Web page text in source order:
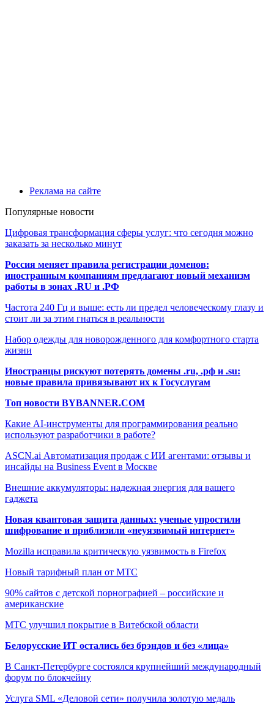
Реклама на сайте
Популярные новости
Цифровая трансформация сферы услуг: что сегодня можно
заказать за несколько минут
Россия меняет правила регистрации доменов:
иностранным компаниям предлагают новый механизм
работы в зонах .RU и .РФ
Частота 240 Гц и выше: есть ли предел человеческому глазу и
стоит ли за этим гнаться в реальности
Набор одежды для новорожденного для комфортного старта
жизни
Иностранцы рискуют потерять домены .ru, .рф и .su:
новые правила привязывают их к Госуслугам
Топ новости BYBANNER.COM
Какие AI-инструменты для программирования реально
используют разработчики в работе?
ASCN.ai Автоматизация продаж с ИИ агентами: отзывы и
инсайды на Business Event в Москве
Внешние аккумуляторы: надежная энергия для вашего
гаджета
Новая квантовая защита данных: ученые упростили
шифрование и приблизили «неуязвимый интернет»
Mozilla исправила критическую уязвимость в Firefox
Новый тарифный план от МТС
90% сайтов с детской порнографией – российские и
американские
МТС улучшил покрытие в Витебской области
Белорусские ИТ остались без брэндов и без «лица»
В Санкт-Петербурге состоялся крупнейший международный
форум по блокчейну
Услуга SML «Деловой сети» получила золотую медаль